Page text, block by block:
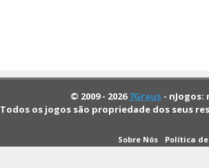
© 2009 - 20267Graus -
Todos os jogos são propriedade dos seus
Sobre Nós Política